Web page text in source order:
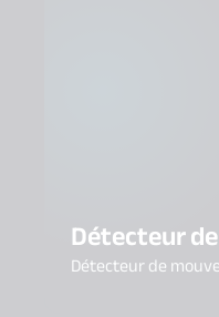
Détecteur
Détecteur de